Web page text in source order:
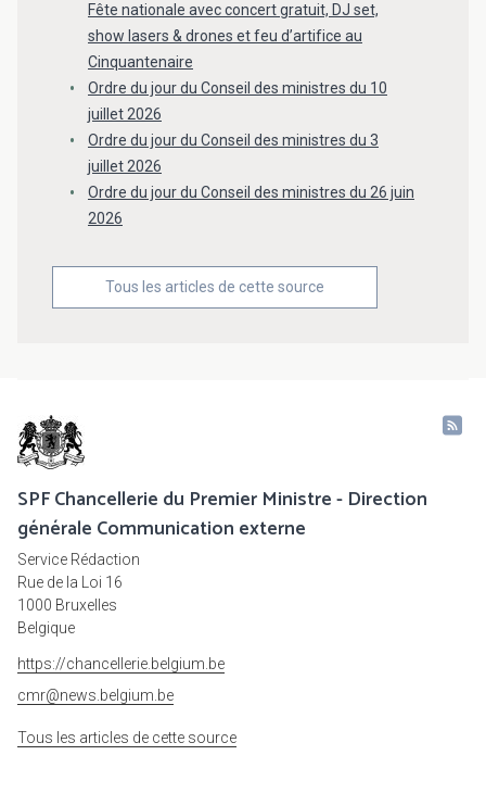
Fête nationale avec concert gratuit, DJ set,
show lasers & drones et feu d’artifice au
Cinquantenaire
Ordre du jour du Conseil des ministres du 10
juillet 2026
Ordre du jour du Conseil des ministres du 3
juillet 2026
Ordre du jour du Conseil des ministres du 26 juin
2026
Tous les articles de cette source
SPF Chancellerie du Premier Ministre - Direction
générale Communication externe
Service Rédaction
Rue de la Loi 16
1000 Bruxelles
Belgique
https://chancellerie.belgium.be
cmr@news.belgium.be
Tous les articles de cette source